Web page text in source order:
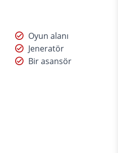
Oyun alanı
Jeneratör
Bir asansör